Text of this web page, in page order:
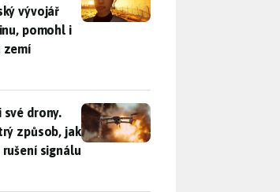
vývojář
pomohl i
zemí
drony. Expert našel chytrý způsob, jak se
své drony.
způsob, jak
signálu